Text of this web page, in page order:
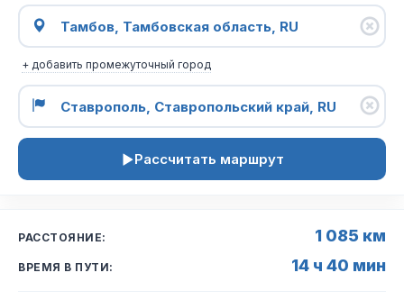
+ добавить промежуточный город
Рассчитать маршрут
РАССТОЯНИЕ: 1 085 км
ВРЕМЯ В ПУТИ: 14 ч 40 мин